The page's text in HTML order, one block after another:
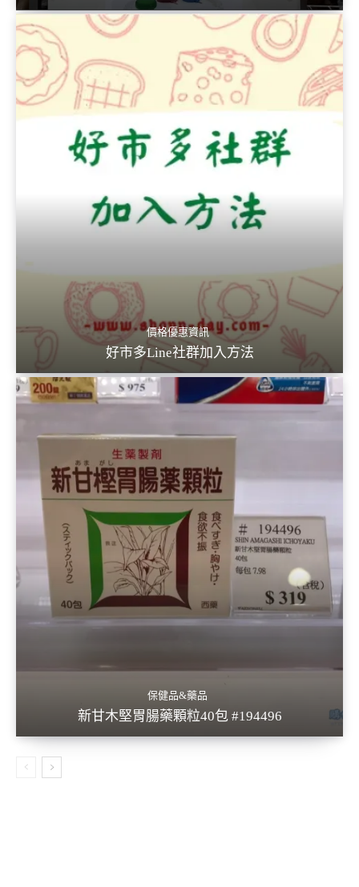
價格優惠資訊
好市多Line社群加入方法
保健品&藥品
新甘木堅胃腸藥顆粒40包 #194496